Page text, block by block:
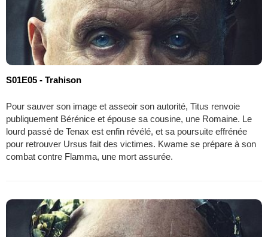
S01E05 - Trahison
Pour sauver son image et asseoir son autorité, Titus renvoie
publiquement Bérénice et épouse sa cousine, une Romaine. Le
lourd passé de Tenax est enfin révélé, et sa poursuite effrénée
pour retrouver Ursus fait des victimes. Kwame se prépare à son
combat contre Flamma, une mort assurée.